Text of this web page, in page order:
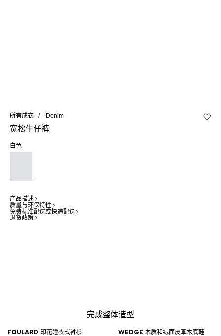
所有成衣 Denim
宽松牛仔裤
白色
产品描述
质量与环保特性
免费标准配送或快递配送
退货政策
完成整体造型
Foulard 印花睡衣式衬衫 Wedge 木质和绒面皮革木底鞋